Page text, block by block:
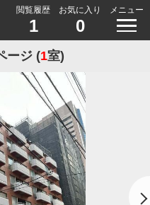
閲覧履歴
1
お気に入り
0
メニュー
ージ (1室)